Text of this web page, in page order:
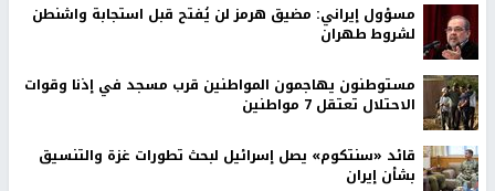
مسؤول إيراني: مضيق هرمز لن يُفتح قبل استجابة واشنطن
لشروط طهران
مستوطنون يهاجمون المواطنين قرب مسجد في إذنا وقوات
الاحتلال تعتقل 7 مواطنين
قائد «سنتكوم» يصل إسرائيل لبحث تطورات غزة والتنسيق
بشأن إيران